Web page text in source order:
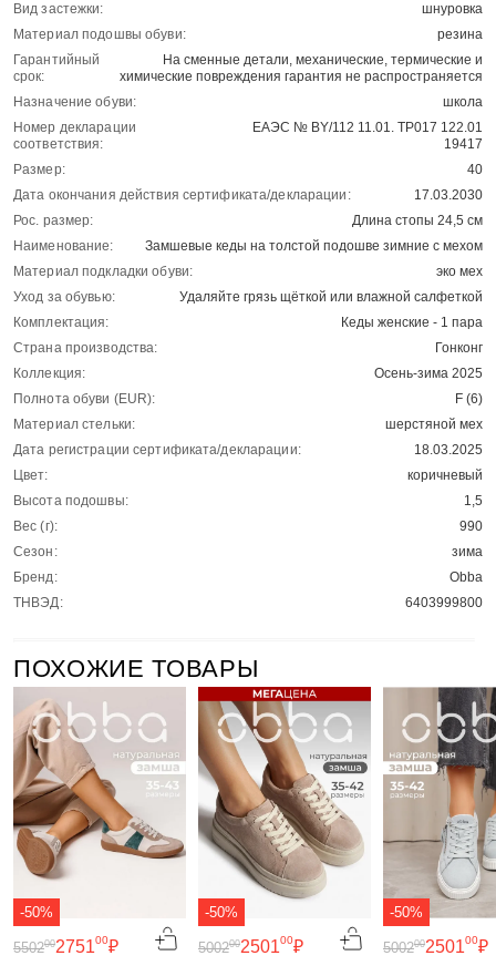
Вид застежки:
шнуровка
Материал подошвы обуви:
резина
Гарантийный
срок:
На сменные детали, механические, термические и
химические повреждения гарантия не распространяется
Назначение обуви:
школа
Номер декларации
соответствия:
ЕАЭС № BY/112 11.01. ТР017 122.01
19417
Размер:
40
Дата окончания действия сертификата/декларации:
17.03.2030
Рос. размер:
Длина стопы 24,5 см
Наименование:
Замшевые кеды на толстой подошве зимние с мехом
Материал подкладки обуви:
эко мех
Уход за обувью:
Удаляйте грязь щёткой или влажной салфеткой
Комплектация:
Кеды женские - 1 пара
Страна производства:
Гонконг
Коллекция:
Осень-зима 2025
Полнота обуви (EUR):
F (6)
Материал стельки:
шерстяной мех
Дата регистрации сертификата/декларации:
18.03.2025
Цвет:
коричневый
Высота подошвы:
1,5
Вес (г):
990
Сезон:
зима
Бренд:
Obba
ТНВЭД:
6403999800
ПОХОЖИЕ ТОВАРЫ
-50%
275100₽
550200
-50%
250100₽
500200
-50%
250100₽
500200